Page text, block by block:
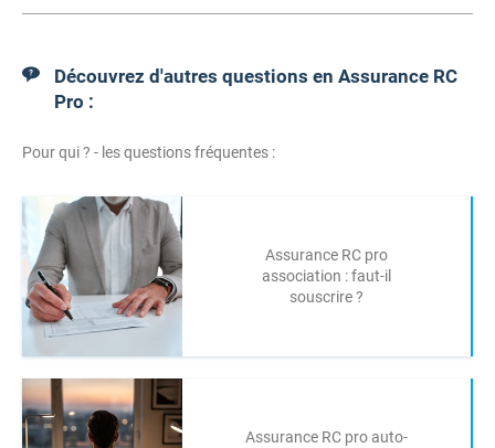
Découvrez d'autres questions en Assurance RC
Pro :
Pour qui ? - les questions fréquentes :
Assurance RC pro
association : faut-il
souscrire ?
Assurance RC pro auto-